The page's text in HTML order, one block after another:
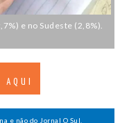
e no Sudeste (2,8%).
AQUI
e não do Jornal O Sul.